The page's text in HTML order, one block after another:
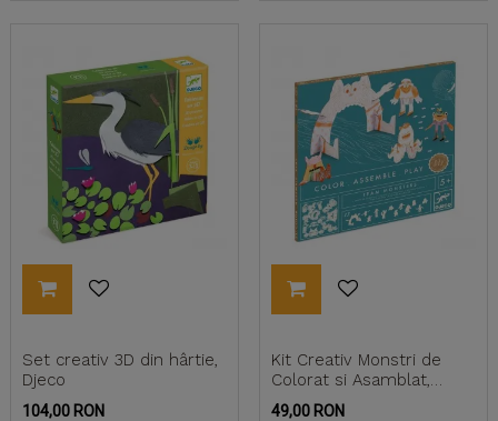
Set creativ 3D din hârtie,
Djeco
Pret
104,00 RON
Kit Creativ Monstri de
Colorat si Asamblat,
Djeco
Pret
49,00 RON